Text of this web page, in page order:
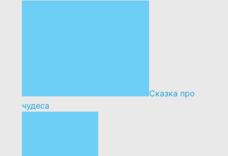
Сказка про
чудеса